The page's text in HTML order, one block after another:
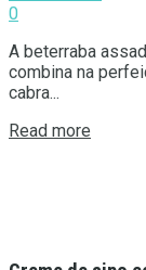
0
A beterraba
combina na
cabra...
Read more